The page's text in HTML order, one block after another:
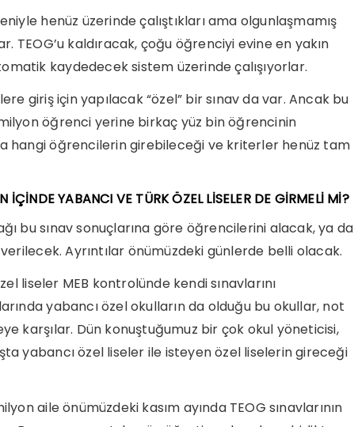
henüz üzerinde çalıştıkları ama olgunlaşmamış
TEOG’u kaldıracak, çoğu öğrenciyi evine en yakın
kaydedecek sistem üzerinde çalışıyorlar.
giriş için yapılacak “özel” bir sınav da var. Ancak bu
milyon öğrenci yerine birkaç yüz bin öğrencinin
hangi öğrencilerin girebileceği ve kriterler henüz tam
İÇİNDE YABANCI VE TÜRK ÖZEL LİSELER DE GİRMELİ Mİ?
bu sınav sonuçlarına göre öğrencilerini alacak, ya da
verilecek. Ayrıntılar önümüzdeki günlerde belli olacak.
liseler MEB kontrolünde kendi sınavlarını
yabancı özel okulların da olduğu bu okullar, not
karşılar. Dün konuştuğumuz bir çok okul yöneticisi,
yabancı özel liseler ile isteyen özel liselerin gireceği
aile önümüzdeki kasım ayında TEOG sınavlarının